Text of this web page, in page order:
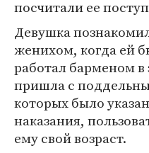
посчитали ее
Девушка
женихом, когда ей
работал барменом в
пришла с
которых было
наказания,
ему свой возраст.